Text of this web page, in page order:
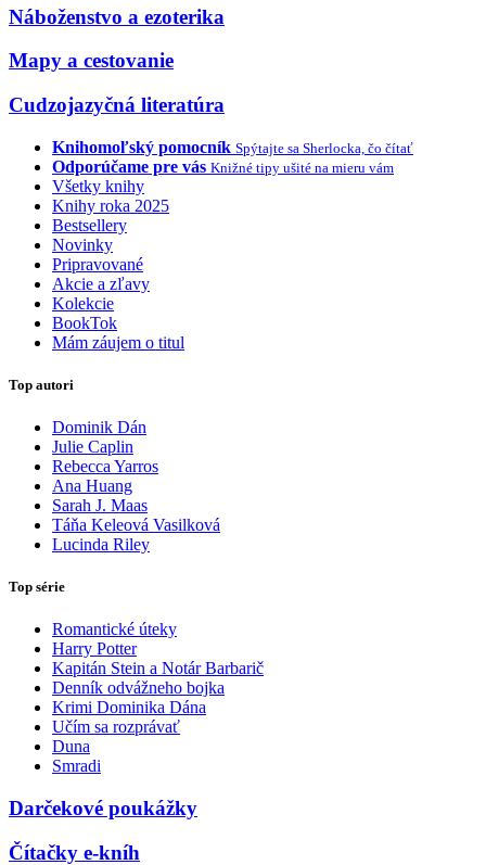
Náboženstvo a ezoterika
Mapy a cestovanie
Cudzojazyčná literatúra
Knihomoľský pomocník Spýtajte sa Sherlocka, čo čítať
Odporúčame pre vás Knižné tipy ušité na mieru vám
Všetky knihy
Knihy roka 2025
Bestsellery
Novinky
Pripravované
Akcie a zľavy
Kolekcie
BookTok
Mám záujem o titul
Top autori
Dominik Dán
Julie Caplin
Rebecca Yarros
Ana Huang
Sarah J. Maas
Táňa Keleová Vasilková
Lucinda Riley
Top série
Romantické úteky
Harry Potter
Kapitán Stein a Notár Barbarič
Denník odvážneho bojka
Krimi Dominika Dána
Učím sa rozprávať
Duna
Smradi
Darčekové poukážky
Čítačky e-kníh